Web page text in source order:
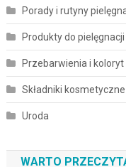
Porady i rutyny
Produkty do
Przebarwienia i koloryt
Składniki
Uroda
WARTO